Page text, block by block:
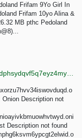
Frifam 9Yo Girl In
Frifam 10yo Alina &
MB pthc Pedoland
Description not
Description not found